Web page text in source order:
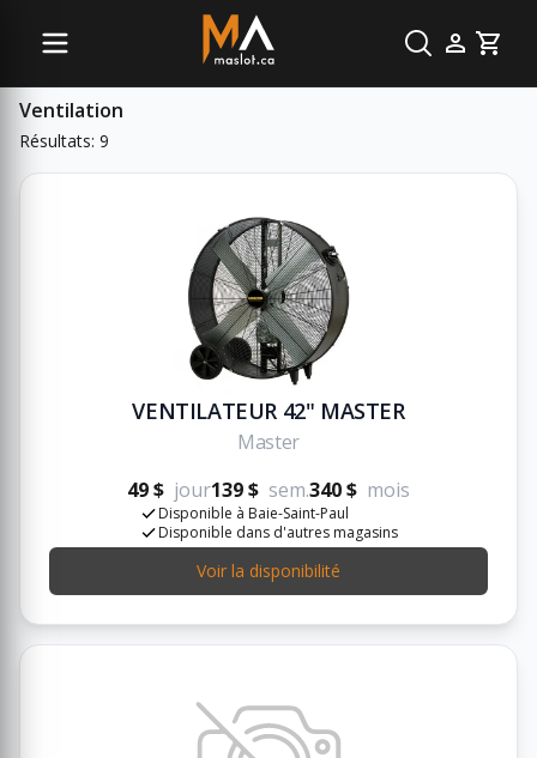
Cart
Sous-catégories
Ventilation
Résultats: 9
VENTILATEUR 42" MASTER
Master
49 $ jour139 $ sem.340 $ mois
Disponible à Baie-Saint-Paul
Disponible dans d'autres magasins
Voir la disponibilité